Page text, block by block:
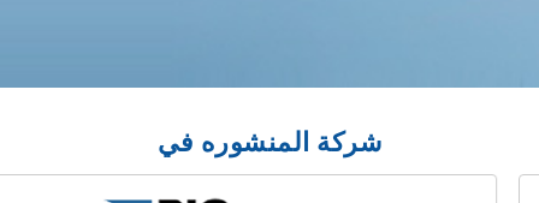
شركة المنشوره في